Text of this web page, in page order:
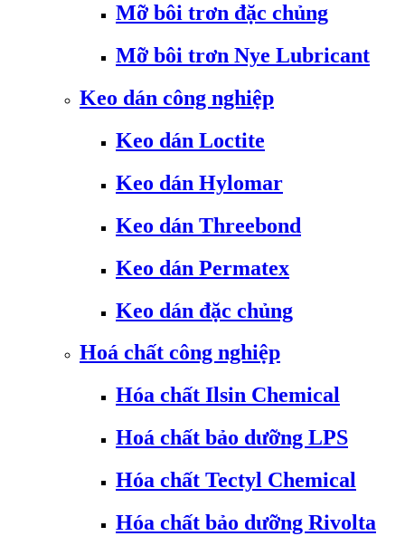
Mỡ bôi trơn đặc chủng
Mỡ bôi trơn Nye Lubricant
Keo dán công nghiệp
Keo dán Loctite
Keo dán Hylomar
Keo dán Threebond
Keo dán Permatex
Keo dán đặc chủng
Hoá chất công nghiệp
Hóa chất Ilsin Chemical
Hoá chất bảo dưỡng LPS
Hóa chất Tectyl Chemical
Hóa chất bảo dưỡng Rivolta